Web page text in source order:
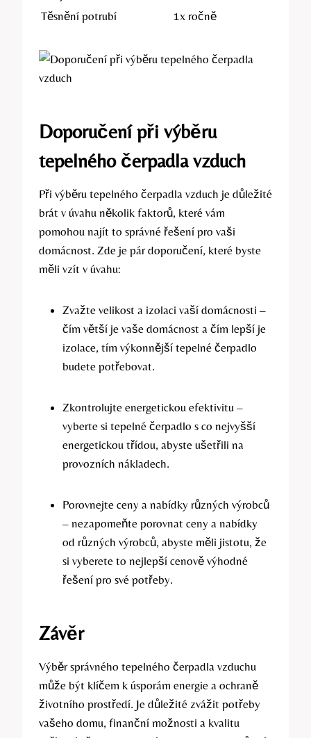
Těsnění potrubí
1x ročně
Doporučení při výběru
tepelného čerpadla vzduch
Při výběru tepelného čerpadla vzduch je důležité
brát v úvahu několik faktorů, které vám
pomohou najít to správné řešení pro vaši
domácnost. Zde je pár doporučení, které byste
měli vzít v úvahu:
Zvažte velikost a izolaci vaší domácnosti –
čím větší je vaše domácnost a čím lepší je
izolace, tím výkonnější tepelné čerpadlo
budete potřebovat.
Zkontrolujte energetickou efektivitu –
vyberte si tepelné čerpadlo s co nejvyšší
energetickou třídou, abyste ušetřili na
provozních nákladech.
Porovnejte ceny a nabídky různých výrobců
– nezapomeňte porovnat ceny a nabídky
od různých výrobců, abyste měli jistotu, že
si vyberete to nejlepší cenově výhodné
řešení pro své potřeby.
Závěr
Výběr správného tepelného čerpadla vzduchu
může být klíčem k úsporám energie a ochraně
životního prostředí. Je důležité zvážit potřeby
vašeho domu, finanční možnosti a kvalitu